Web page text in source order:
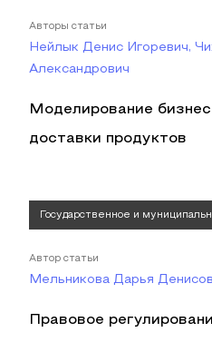
Авторы статьи
Нейлык Денис Игоревич,
Александрович
Моделирование
доставки продуктов
Государственное и
Автор статьи
Мельникова Дарья
Правовое